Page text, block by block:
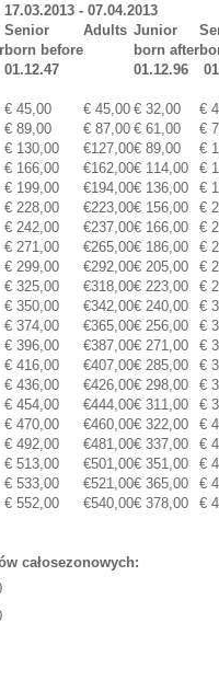
17.03.2013 - 07.04.2013
Senior
born before
01.12.47
Adults Junior
born after
01.12.96
€ 45,00 € 45,00 € 32,00
€
€ 89,00 € 87,00 € 61,00
€
€ 130,00 €127,00€ 89,00
€
€ 166,00 €162,00€ 114,00
€
€ 199,00 €194,00€ 136,00
€
€ 228,00 €223,00€ 156,00
€
€ 242,00 €237,00€ 166,00
€
€ 271,00 €265,00€ 186,00
€
€ 299,00 €292,00€ 205,00
€
€ 325,00 €318,00€ 223,00
€
€ 350,00 €342,00€ 240,00
€
€ 374,00 €365,00€ 256,00
€
€ 396,00 €387,00€ 271,00
€
€ 416,00 €407,00€ 285,00
€
€ 436,00 €426,00€ 298,00
€
€ 454,00 €444,00€ 311,00
€
€ 470,00 €460,00€ 322,00
€
€ 492,00 €481,00€ 337,00
€
€ 513,00 €501,00€ 351,00
€
€ 533,00 €521,00€ 365,00
€
€ 552,00 €540,00€ 378,00 €
całosezonowych: